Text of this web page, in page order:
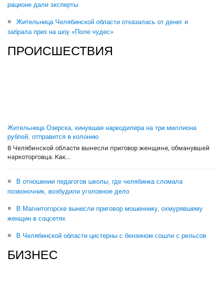
рационе дали эксперты
Жительница Челябинской области отказалась от денег и
забрала приз на шоу «Поле чудес»
ПРОИСШЕСТВИЯ
Жительница Озерска, кинувшая наркодилера на три миллиона
рублей, отправится в колонию
В Челябинской области вынесли приговор женщине, обманувшей
наркоторговца. Как...
В отношении педагогов школы, где челябинка сломала
позвоночник, возбудили уголовное дело
В Магнитогорске вынесли приговор мошеннику, охмурявшему
женщин в соцсетях
В Челябинской области цистерны с бензином сошли с рельсов
БИЗНЕС